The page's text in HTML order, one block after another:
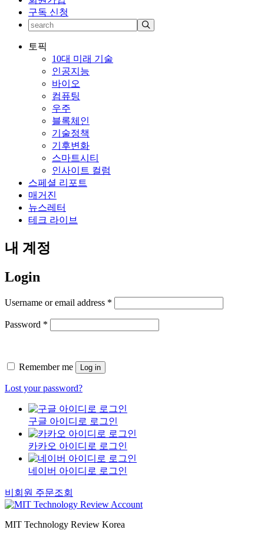
구독 신청
토픽
10대 미래 기술
인공지능
바이오
컴퓨팅
우주
블록체인
기술정책
기후변화
스마트시티
인사이트 컬럼
스페셜 리포트
매거진
뉴스레터
테크 라이브
내 계정
Login
Username or email address *
Password *
Remember me Log in
Lost your password?
구글 아이디로 로그인
카카오 아이디로 로그인
네이버 아이디로 로그인
비회원 주문조회
MIT Technology Review Korea